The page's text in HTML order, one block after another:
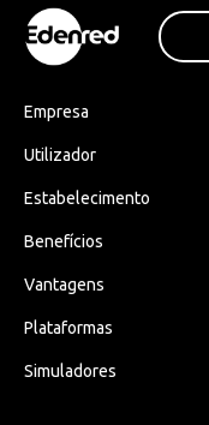
Empresa
Utilizador
Estabelecimento
Benefícios
Vantagens
Plataformas
Simuladores